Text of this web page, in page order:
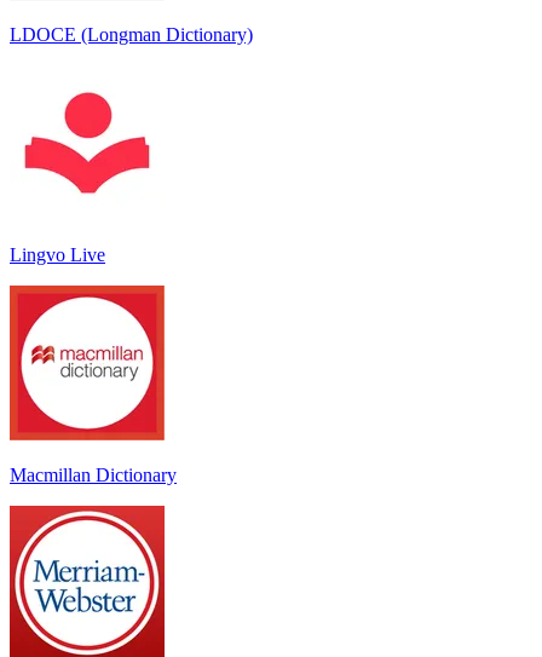
LDOCE (Longman Dictionary)
Lingvo Live
Macmillan Dictionary